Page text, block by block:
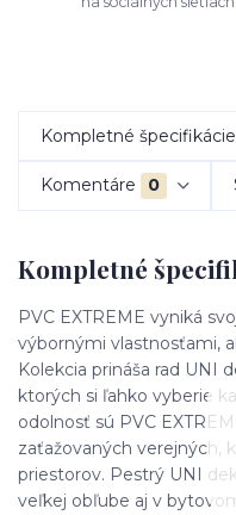
Kompletné špecifikácie
Komentáre 0
Kompletné
PVC EXTREME vyniká
výbornými vlastnosťami,
Kolekcia prináša rad UNI
ktorých si ľahko vyberie
odolnosť sú PVC
zaťažovaných verejných,
priestorov. Pestrý UNI
veľkej obľube aj v